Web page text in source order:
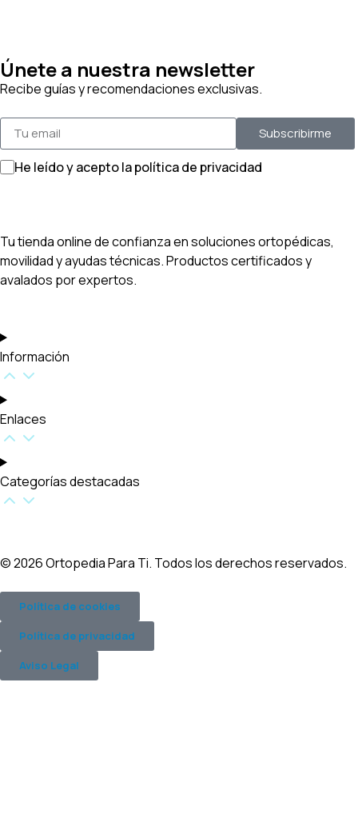
Únete a nuestra newsletter
Recibe guías y recomendaciones exclusivas.
He leído y acepto la política de privacidad
Subscribirme
Tu tienda online de confianza en soluciones ortopédicas,
movilidad y ayudas técnicas. Productos certificados y
avalados por expertos.
Información
Enlaces
Categorías destacadas​
© 2026 Ortopedia Para Ti. Todos los derechos reservados.
Política de cookies
Política de privacidad
Aviso Legal